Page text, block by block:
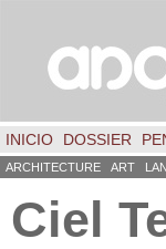
INICIO DOSSIER
ARCHITECTURE ART
Ciel